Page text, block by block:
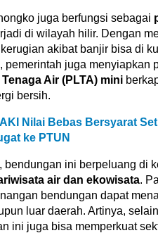
juga berfungsi sebagai
di wilayah hilir. Dengan
akibat banjir bisa di
pemerintah juga menyiapkan
Air (PLTA) mini
bersih.
Nilai Bebas Bersyarat
ke PTUN
bendungan ini berpeluang di
air dan ekowisata.
bendungan dapat
luar daerah. Artinya,
ini juga bisa memperkuat